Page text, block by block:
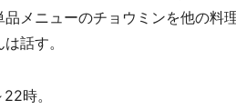
メニューのチョウミンを他の料
話す。
時。